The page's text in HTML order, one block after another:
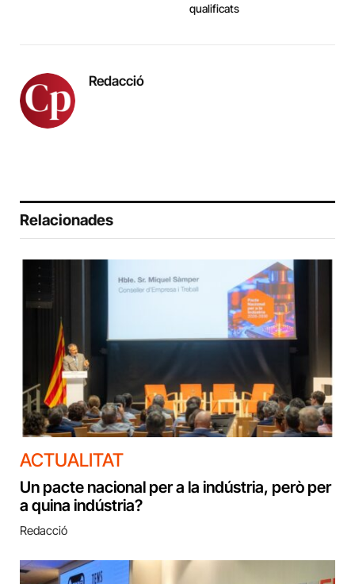
qualificats
Redacció
Relacionades
ACTUALITAT
Un pacte nacional per a la indústria, però per
a quina indústria?
Redacció